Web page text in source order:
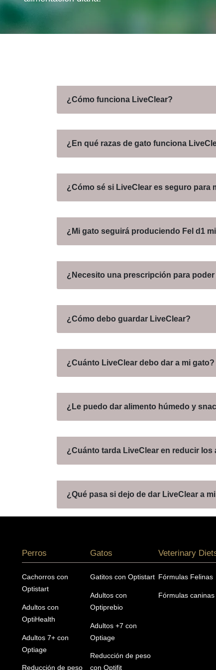
¿Cómo funciona LiveClear?
¿En qué razas de gato funciona
¿Cómo sé si LiveClear es seguro para
¿Mi gato seguirá produciendo Fel d1
¿Necesito una prescripción para
¿Cómo debo guardar LiveClear?
¿Cuánto LiveClear debo dar a mi gato?
¿Le puedo dar alimento húmedo y
¿Cuánto tarda LiveClear en reducir los
¿Qué pasa si dejo de dar LiveClear a
Perros
Cachorros con
Optistart
Adultos con
OptiHealth
Adultos 7+ con
Optiage
Reducción de peso
Gatos
Gatitos con Optistart
Adultos con
Optiprebio
Adultos +7 con
Optiage
Reducción de peso
con Optifit
Veterinary
Fórmulas Felinas
Fórmulas caninas